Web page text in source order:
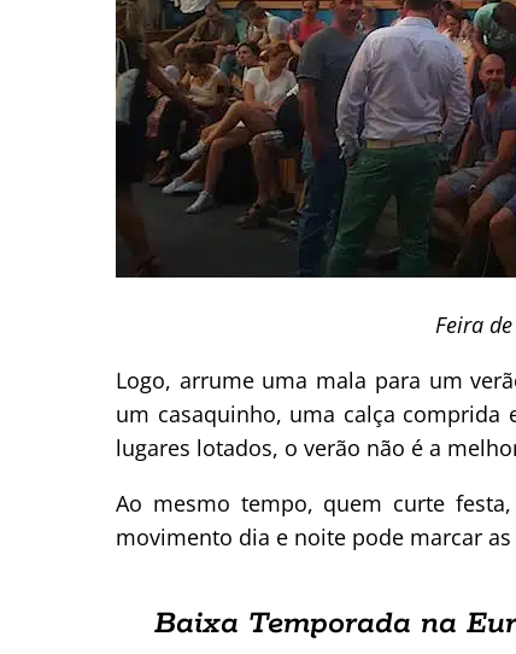
Feira
Logo, arrume uma mala para um
um casaquinho, uma calça comprida
lugares lotados, o verão não é a
Ao mesmo tempo, quem curte
movimento dia e noite pode marcar
Baixa Temporada na